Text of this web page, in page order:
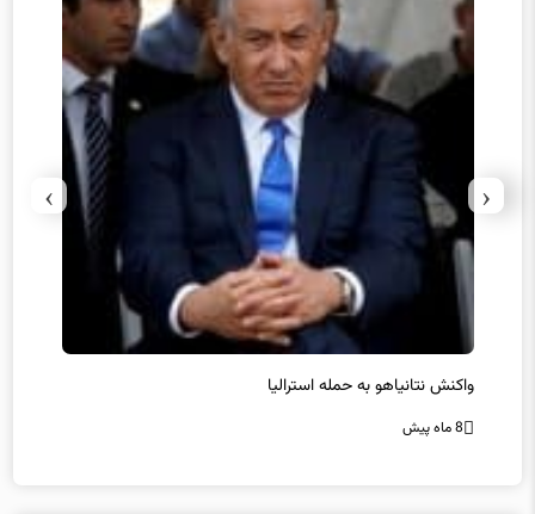
واکنش نتانیاهو به حمله استرالیا
8 ماه پیش
‹
›